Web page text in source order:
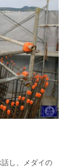
し、メダイの